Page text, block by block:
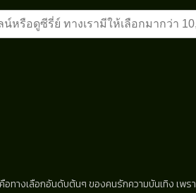
ทางเลือกอันดับต้นๆ ของคนรักความบันเทิง เพร